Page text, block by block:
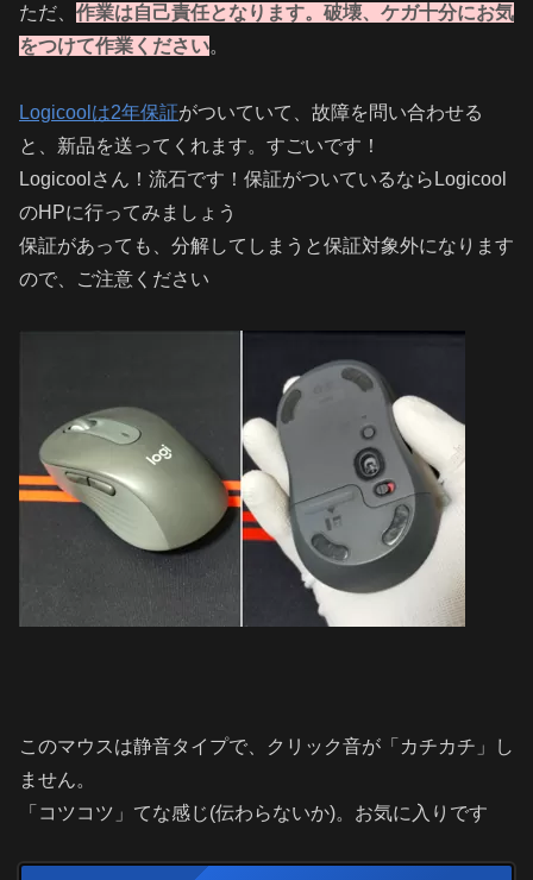
ただ、 作業は自己責任となります。破壊、ケガ十分にお気
をつけて作業ください。
Logicoolは2年保証がついていて、故障を問い合わせる
と、新品を送ってくれます。すごいです！
Logicoolさん！流石です！保証がついているならLogicool
のHPに行ってみましょう
保証があっても、分解してしまうと保証対象外になります
ので、ご注意ください
このマウスは静音タイプで、クリック音が「カチカチ」し
ません。
「コツコツ」てな感じ(伝わらないか)。お気に入りです